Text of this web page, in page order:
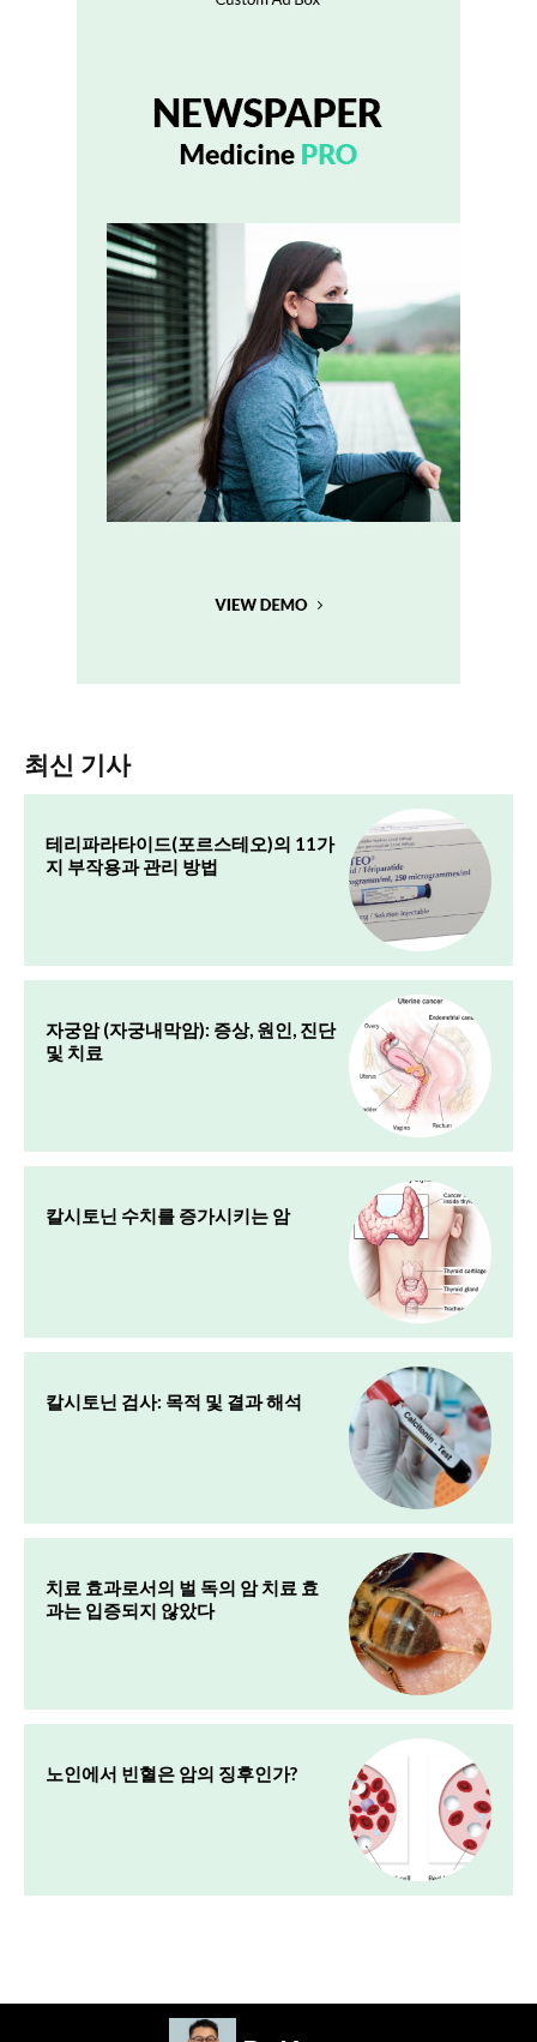
최신 기사
테리파라타이드(포르스테오)의 11가
지 부작용과 관리 방법
자궁암 (자궁내막암): 증상, 원인, 진단
및 치료
칼시토닌 수치를 증가시키는 암
칼시토닌 검사: 목적 및 결과 해석
치료 효과로서의 벌 독의 암 치료 효
과는 입증되지 않았다
노인에서 빈혈은 암의 징후인가?